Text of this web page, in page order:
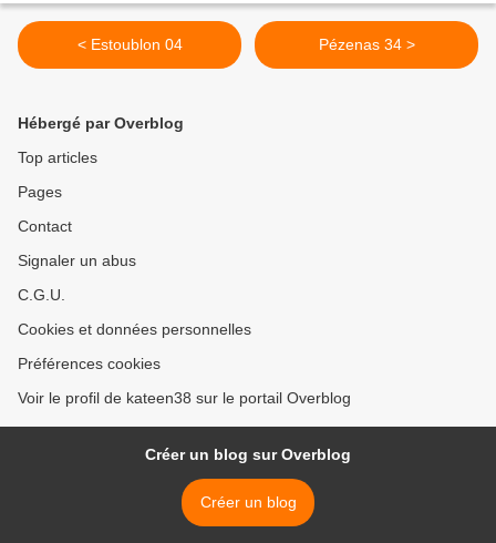
< Estoublon 04 Pézenas 34 >
Hébergé par Overblog
Top articles
Pages
Contact
Signaler un abus
C.G.U.
Cookies et données personnelles
Préférences cookies
Voir le profil de kateen38 sur le portail Overblog
Créer un blog sur Overblog
Créer un blog